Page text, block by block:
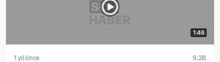
1:46
1 yıl önce 9.2B